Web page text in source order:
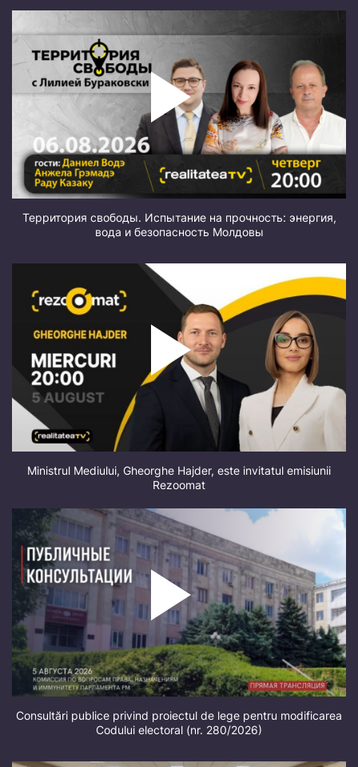
Территория свободы. Испытание на прочность: энергия,
вода и безопасность Молдовы
Ministrul Mediului, Gheorghe Hajder, este invitatul emisiunii
Rezoomat
Consultări publice privind proiectul de lege pentru modificarea
Codului electoral (nr. 280/2026)